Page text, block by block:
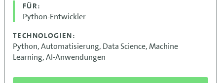
FÜR:
Python-Entwickler
TECHNOLOGIEN:
Python, Automatisierung, Data Science, Machine
Learning, AI-Anwendungen